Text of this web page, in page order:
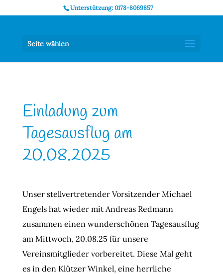
Unterstützung: 0178-8069857
Seite wählen
Einladung zum
Tagesausflug am
20.08.2025
Unser stellvertretender Vorsitzender Michael
Engels hat wieder mit Andreas Redmann
zusammen einen wunderschönen Tagesausflug
am Mittwoch, 20.08.25 für unsere
Vereinsmitglieder vorbereitet. Diese Mal geht
es in den Klützer Winkel, eine herrliche